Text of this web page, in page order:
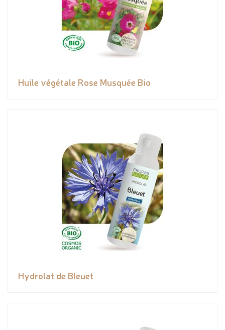
Huile végétale Rose Musquée Bio
Hydrolat de Bleuet